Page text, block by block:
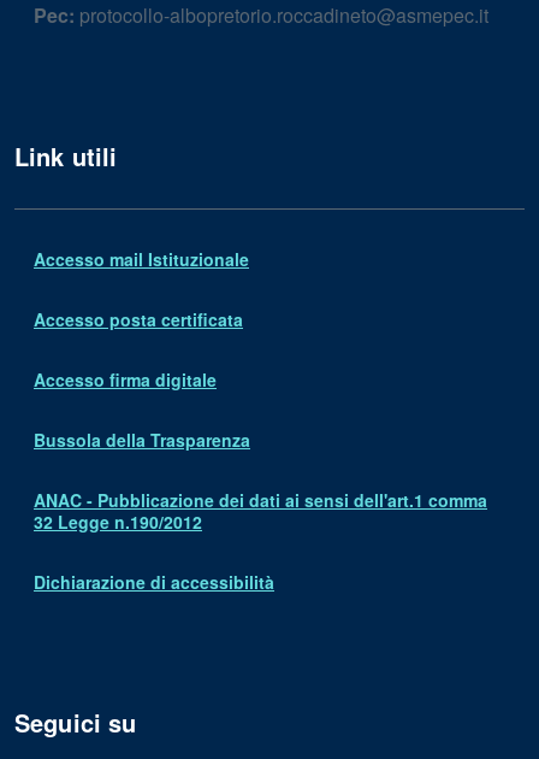
Pec: protocollo-albopretorio.roccadineto@asmepec.it
Link utili
Accesso mail Istituzionale
Accesso posta certificata
Accesso firma digitale
Bussola della Trasparenza
ANAC - Pubblicazione dei dati ai sensi dell'art.1 comma
32 Legge n.190/2012
Dichiarazione di accessibilità
Seguici su